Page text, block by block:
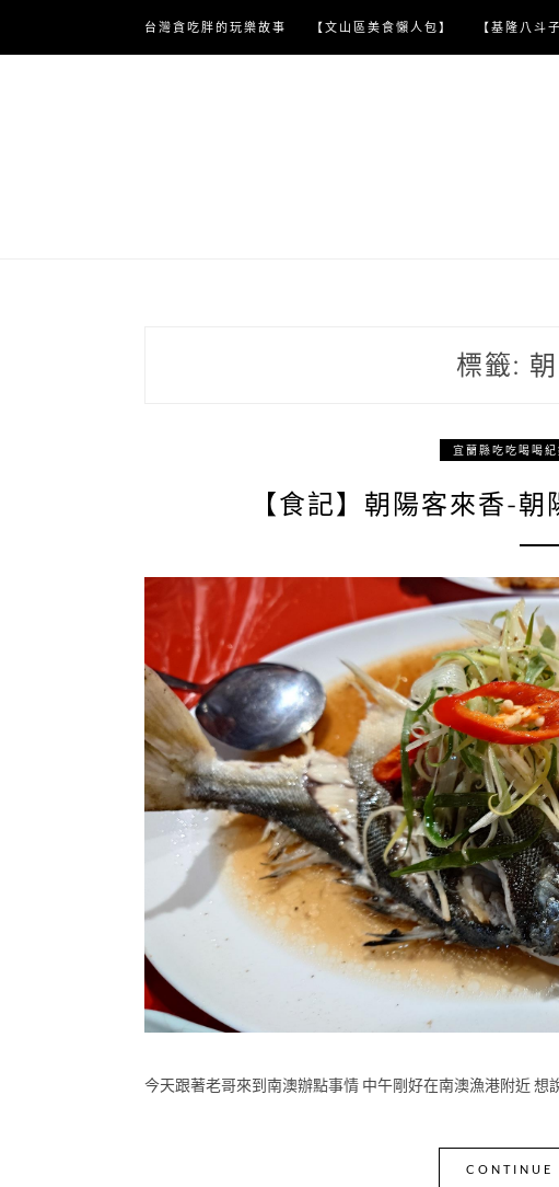
content
台灣貪吃胖的玩樂故事 【文山區美食懶人包】 【基隆八斗
標籤:
宜蘭縣吃吃喝喝紀
【食記】朝陽客來香-
今天跟著老哥來到南澳辦點事情 中午剛好在南澳漁港附近
CONTINUE